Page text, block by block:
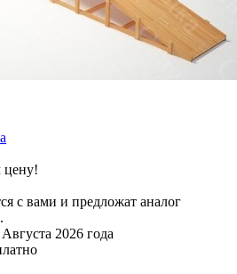
с вами и предложат аналог
2026 года